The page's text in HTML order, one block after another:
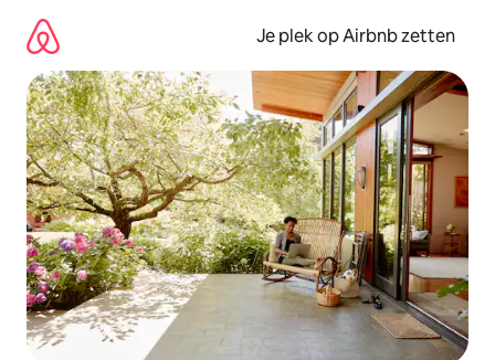
direct
naar
inhoud
Je plek op Airbnb zetten